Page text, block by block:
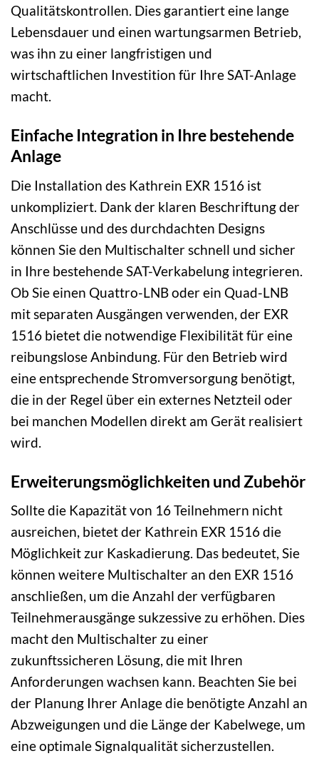
Qualitätskontrollen. Dies garantiert eine lange
Lebensdauer und einen wartungsarmen Betrieb,
was ihn zu einer langfristigen und
wirtschaftlichen Investition für Ihre SAT-Anlage
macht.
Einfache Integration in Ihre bestehende
Anlage
Die Installation des Kathrein EXR 1516 ist
unkompliziert. Dank der klaren Beschriftung der
Anschlüsse und des durchdachten Designs
können Sie den Multischalter schnell und sicher
in Ihre bestehende SAT-Verkabelung integrieren.
Ob Sie einen Quattro-LNB oder ein Quad-LNB
mit separaten Ausgängen verwenden, der EXR
1516 bietet die notwendige Flexibilität für eine
reibungslose Anbindung. Für den Betrieb wird
eine entsprechende Stromversorgung benötigt,
die in der Regel über ein externes Netzteil oder
bei manchen Modellen direkt am Gerät realisiert
wird.
Erweiterungsmöglichkeiten und Zubehör
Sollte die Kapazität von 16 Teilnehmern nicht
ausreichen, bietet der Kathrein EXR 1516 die
Möglichkeit zur Kaskadierung. Das bedeutet, Sie
können weitere Multischalter an den EXR 1516
anschließen, um die Anzahl der verfügbaren
Teilnehmerausgänge sukzessive zu erhöhen. Dies
macht den Multischalter zu einer
zukunftssicheren Lösung, die mit Ihren
Anforderungen wachsen kann. Beachten Sie bei
der Planung Ihrer Anlage die benötigte Anzahl an
Abzweigungen und die Länge der Kabelwege, um
eine optimale Signalqualität sicherzustellen.